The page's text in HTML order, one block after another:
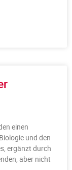
einen
und den
ergänzt durch
aber nicht